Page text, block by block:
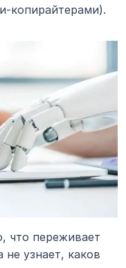
копирайтерами).
что переживает
узнает, каков